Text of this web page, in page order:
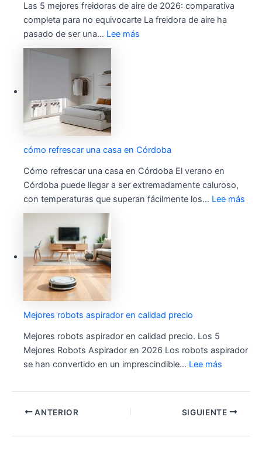
Las 5 mejores freidoras de aire de 2026: comparativa
completa para no equivocarte La freidora de aire ha
pasado de ser una… Lee más
cómo refrescar una casa en Córdoba
Cómo refrescar una casa en Córdoba El verano en
Córdoba puede llegar a ser extremadamente caluroso,
con temperaturas que superan fácilmente los… Lee más
Mejores robots aspirador en calidad precio
Mejores robots aspirador en calidad precio. Los 5
Mejores Robots Aspirador en 2026 Los robots aspirador
se han convertido en un imprescindible… Lee más
ANTERIOR SIGUIENTE